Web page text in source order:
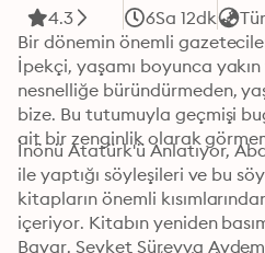
4.3 6Sa 12dk
Bir dönemin önemli
İpekçi, yaşamı boyunca
nesnelliğe büründürmeden,
bize. Bu tutumuyla geçmişi
ait bir zenginlik olarak
İnönü Atatürk'ü Anlatıyor,
ile yaptığı söyleşileri ve bu
kitapların önemli
içeriyor. Kitabın yeniden
Bayar, Şevket Süreyya